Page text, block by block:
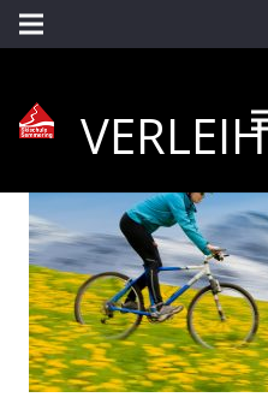
VERLEIH